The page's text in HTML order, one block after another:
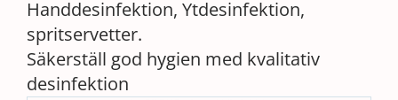
Handdesinfektion, Ytdesinfektion,
spritservetter.
Säkerställ god hygien med kvalitativ
desinfektion